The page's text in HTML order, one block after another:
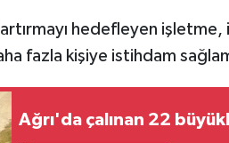
hedefleyen işletme,
fazla kişiye istihdam
Ağrı'da çalınan 22